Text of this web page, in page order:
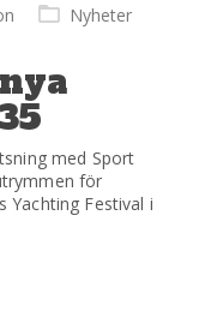
Nyheter
med Sport
för
Yachting Festival i